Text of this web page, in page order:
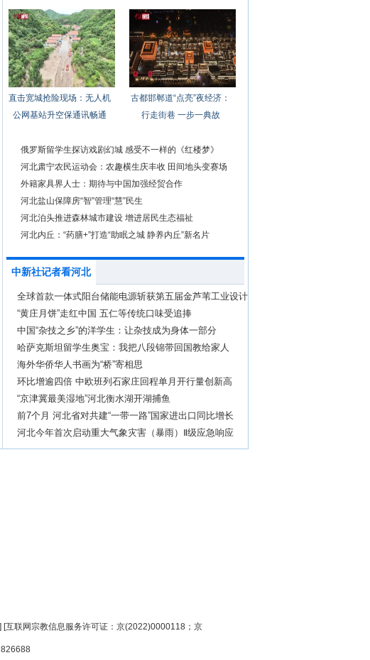
直击宽城抢险现场：无人机
公网基站升空保通讯畅通
古都邯郸道“点亮”夜经济：
行走街巷 一步一典故
俄罗斯留学生探访戏剧幻城 感受不一样的《红楼梦》
河北肃宁农民运动会：农趣横生庆丰收 田间地头变赛场
外籍家具界人士：期待与中国加强经贸合作
河北盐山保障房“智”管理“慧”民生
河北泊头推进森林城市建设 增进居民生态福祉
河北内丘：“药膳+”打造“助眠之城 静养内丘”新名片
中新社记者看河北
全球首款一体式阳台储能电源斩获第五届金芦苇工业设计
奖“至尊奖”
“黄庄月饼”走红中国 五仁等传统口味受追捧
中国“杂技之乡”的洋学生：让杂技成为身体一部分
哈萨克斯坦留学生奥宝：我把八段锦带回国教给家人
海外华侨华人书画为“桥”寄相思
环比增逾四倍 中欧班列石家庄回程单月开行量创新高
“京津冀最美湿地”河北衡水湖开湖捕鱼
前7个月 河北省对共建“一带一路”国家进出口同比增长
13.7%
河北今年首次启动重大气象灾害（暴雨）Ⅱ级应急响应
] [互联网宗教信息服务许可证：京(2022)0000118；京